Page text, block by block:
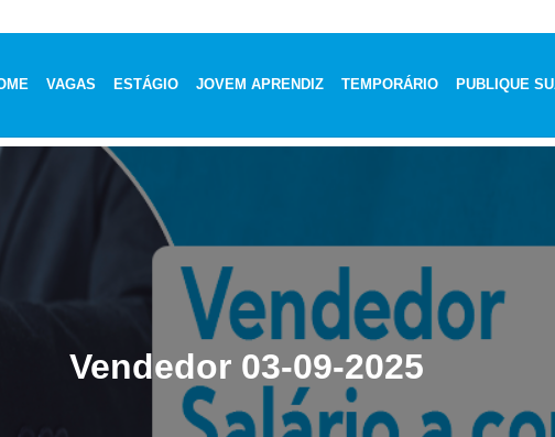
VAGAS ESTÁGIO JOVEM APRENDIZ TEMPORÁRIO PUBLIQUE
Vendedor 03-09-2025